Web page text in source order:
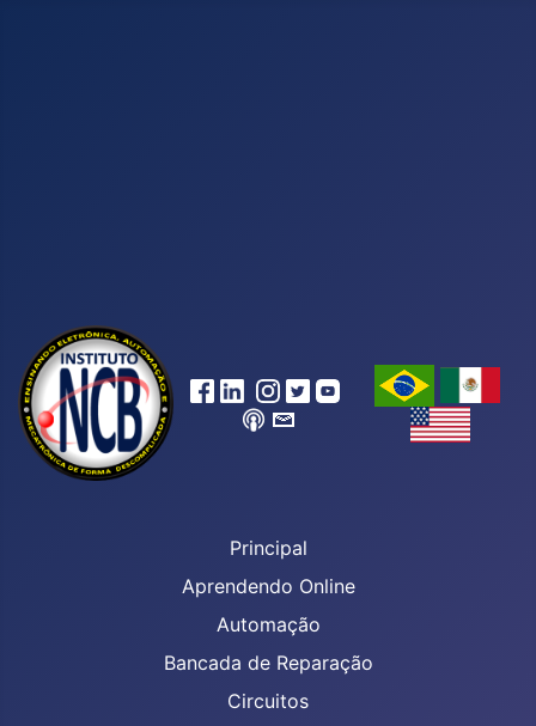
Principal
Aprendendo Online
Automação
Bancada de Reparação
Circuitos